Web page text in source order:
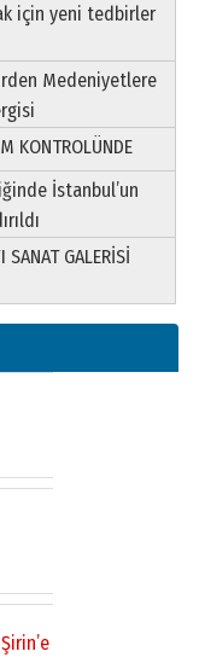
için yeni tedbirler
Medeniyetlere
KONTROLÜNDE
İstanbul’un
GALERİSİ